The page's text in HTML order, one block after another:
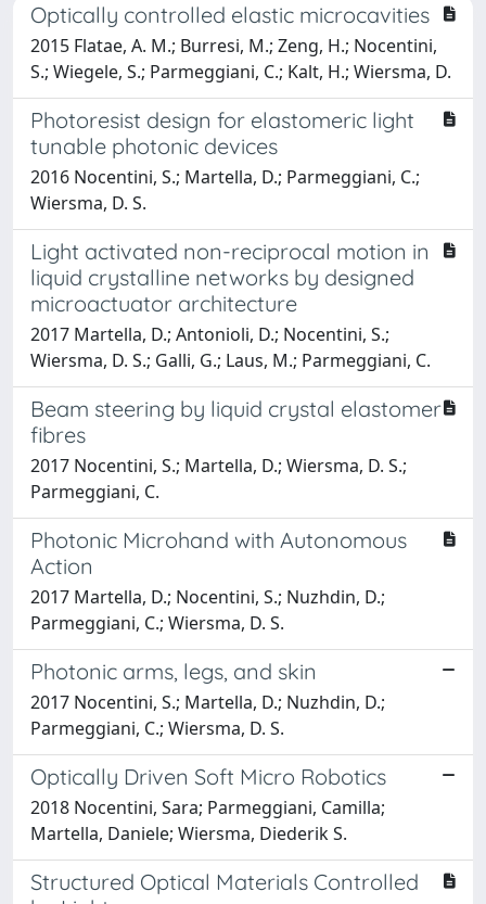
Optically controlled elastic microcavities
2015 Flatae, A. M.; Burresi, M.; Zeng, H.; Nocentini,
S.; Wiegele, S.; Parmeggiani, C.; Kalt, H.; Wiersma, D.
Photoresist design for elastomeric light
tunable photonic devices
2016 Nocentini, S.; Martella, D.; Parmeggiani, C.;
Wiersma, D. S.
Light activated non-reciprocal motion in
liquid crystalline networks by designed
microactuator architecture
2017 Martella, D.; Antonioli, D.; Nocentini, S.;
Wiersma, D. S.; Galli, G.; Laus, M.; Parmeggiani, C.
Beam steering by liquid crystal elastomer
fibres
2017 Nocentini, S.; Martella, D.; Wiersma, D. S.;
Parmeggiani, C.
Photonic Microhand with Autonomous
Action
2017 Martella, D.; Nocentini, S.; Nuzhdin, D.;
Parmeggiani, C.; Wiersma, D. S.
Photonic arms, legs, and skin
2017 Nocentini, S.; Martella, D.; Nuzhdin, D.;
Parmeggiani, C.; Wiersma, D. S.
Optically Driven Soft Micro Robotics
2018 Nocentini, Sara; Parmeggiani, Camilla;
Martella, Daniele; Wiersma, Diederik S.
Structured Optical Materials Controlled